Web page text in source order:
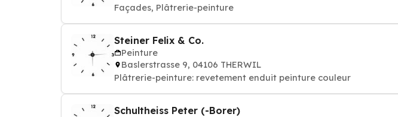
Façades, Plâtrerie-peinture
Steiner Felix & Co.
Peinture
Baslerstrasse 9, 04106 THERWIL
Plâtrerie-peinture: revetement enduit peinture couleur
Schultheiss Peter (-Borer)